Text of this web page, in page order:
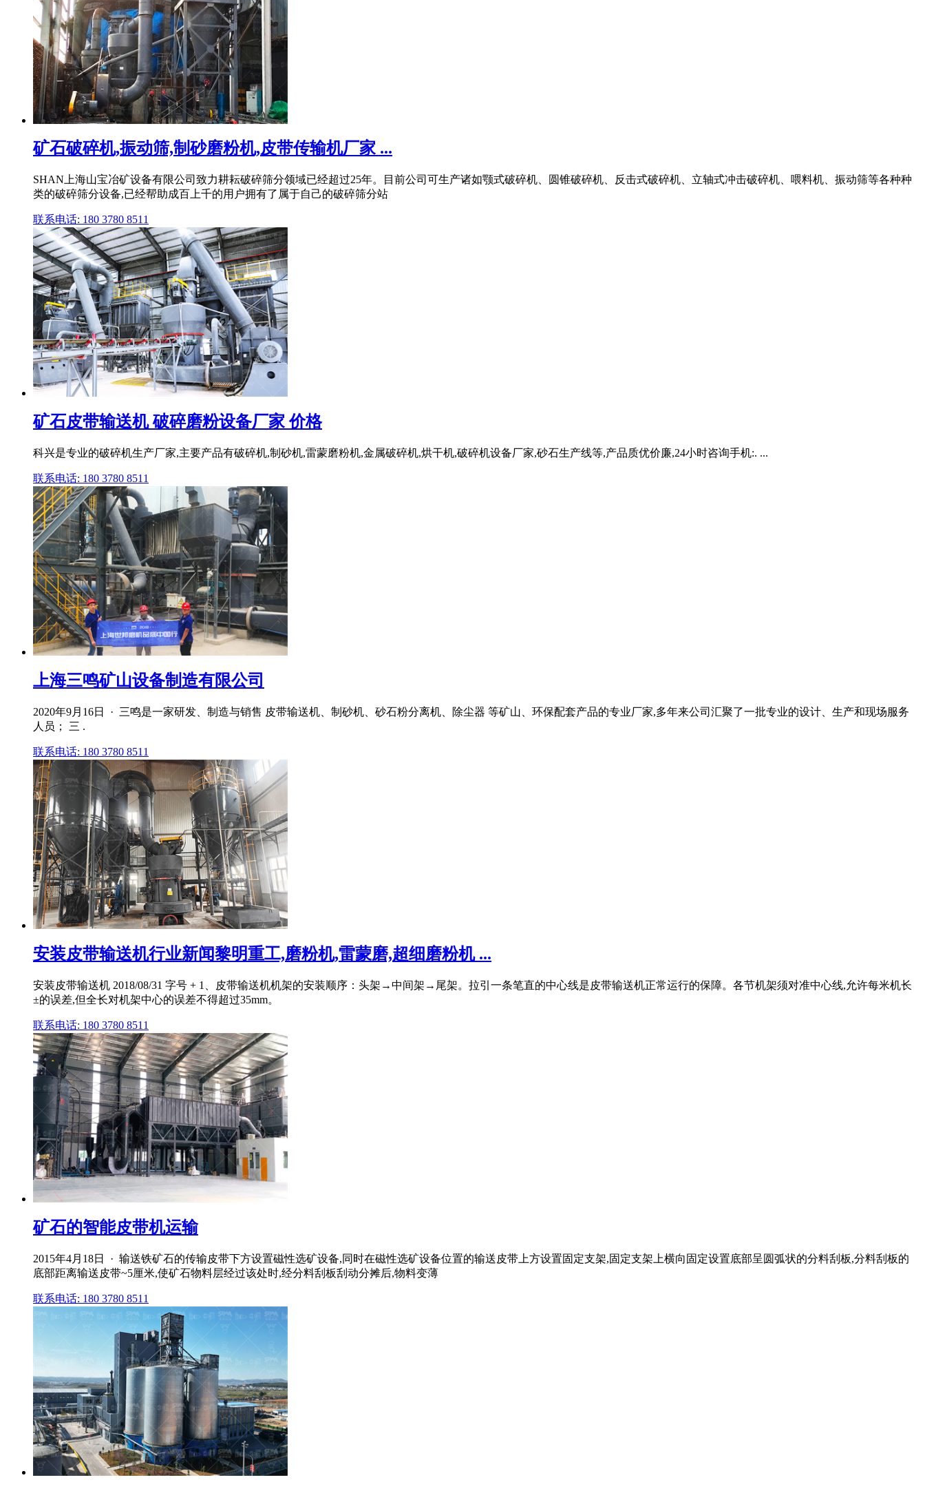
矿石破碎机,振动筛,制砂磨粉机,皮带传输机厂家 ...
SHAN上海山宝冶矿设备有限公司致力耕耘破碎筛分领域已经超过25年。目前公司可生产诸如颚式破碎机、圆锥破碎机、反击式破碎机、立轴式冲击破碎机、喂料机、振动筛等各种种
类的破碎筛分设备,已经帮助成百上千的用户拥有了属于自己的破碎筛分站
联系电话: 180 3780 8511
矿石皮带输送机 破碎磨粉设备厂家 价格
科兴是专业的破碎机生产厂家,主要产品有破碎机,制砂机,雷蒙磨粉机,金属破碎机,烘干机,破碎机设备厂家,砂石生产线等,产品质优价廉,24小时咨询手机:. ...
联系电话: 180 3780 8511
上海三鸣矿山设备制造有限公司
2020年9月16日 · 三鸣是一家研发、制造与销售 皮带输送机、制砂机、砂石粉分离机、除尘器 等矿山、环保配套产品的专业厂家,多年来公司汇聚了一批专业的设计、生产和现场服务
人员； 三 .
联系电话: 180 3780 8511
安装皮带输送机行业新闻黎明重工,磨粉机,雷蒙磨,超细磨粉机 ...
安装皮带输送机 2018/08/31 字号 + 1、皮带输送机机架的安装顺序：头架→中间架→尾架。拉引一条笔直的中心线是皮带输送机正常运行的保障。各节机架须对准中心线,允许每米机长
±的误差,但全长对机架中心的误差不得超过35mm。
联系电话: 180 3780 8511
矿石的智能皮带机运输
2015年4月18日 · 输送铁矿石的传输皮带下方设置磁性选矿设备,同时在磁性选矿设备位置的输送皮带上方设置固定支架,固定支架上横向固定设置底部呈圆弧状的分料刮板,分料刮板的
底部距离输送皮带~5厘米,使矿石物料层经过该处时,经分料刮板刮动分摊后,物料变薄
联系电话: 180 3780 8511